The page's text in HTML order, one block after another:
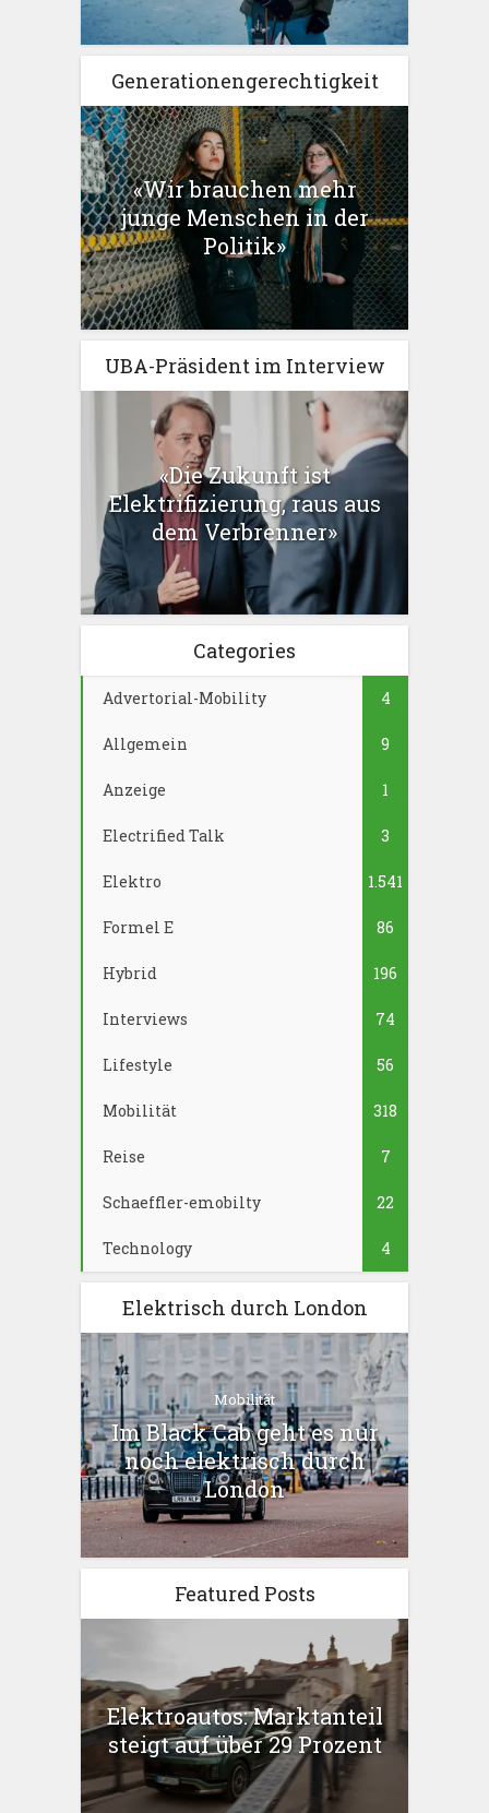
Generationengerechtigkeit
«Wir brauchen mehr
junge Menschen in der
Politik»
UBA-Präsident im Interview
«Die Zukunft ist
Elektrifizierung, raus aus
dem Verbrenner»
Categories
Advertorial-Mobility 4
Allgemein 9
Anzeige 1
Electrified Talk 3
Elektro 1.541
Formel E 86
Hybrid 196
Interviews 74
Lifestyle 56
Mobilität 318
Reise 7
Schaeffler-emobilty 22
Technology 4
Elektrisch durch London
Mobilität
Im Black Cab geht es nur
noch elektrisch durch
London
Featured Posts
Elektroautos: Marktanteil
steigt auf über 29 Prozent